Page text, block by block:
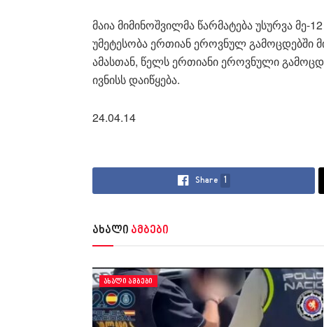
მაია მიმინოშვილმა წარმატება უსურვა
უმეტესობა ერთიან ეროვნულ გამოცდებში
ამასთან, წელს ერთიანი ეროვნული
ივნისს დაიწყება.
24.04.14
Share 1
ახალი ამბები
ᲐᲮᲐᲚᲘ ᲐᲛᲑᲔᲑᲘ